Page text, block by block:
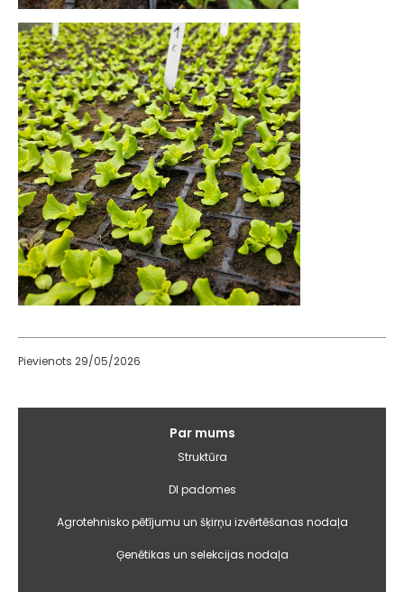
Pievienots 29/05/2026
Par mums
Struktūra
DI padomes
Agrotehnisko pētījumu un šķirņu izvērtēšanas nodaļa
Ģenētikas un selekcijas nodaļa